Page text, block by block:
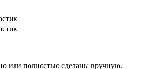
или полностью сделаны вручную.